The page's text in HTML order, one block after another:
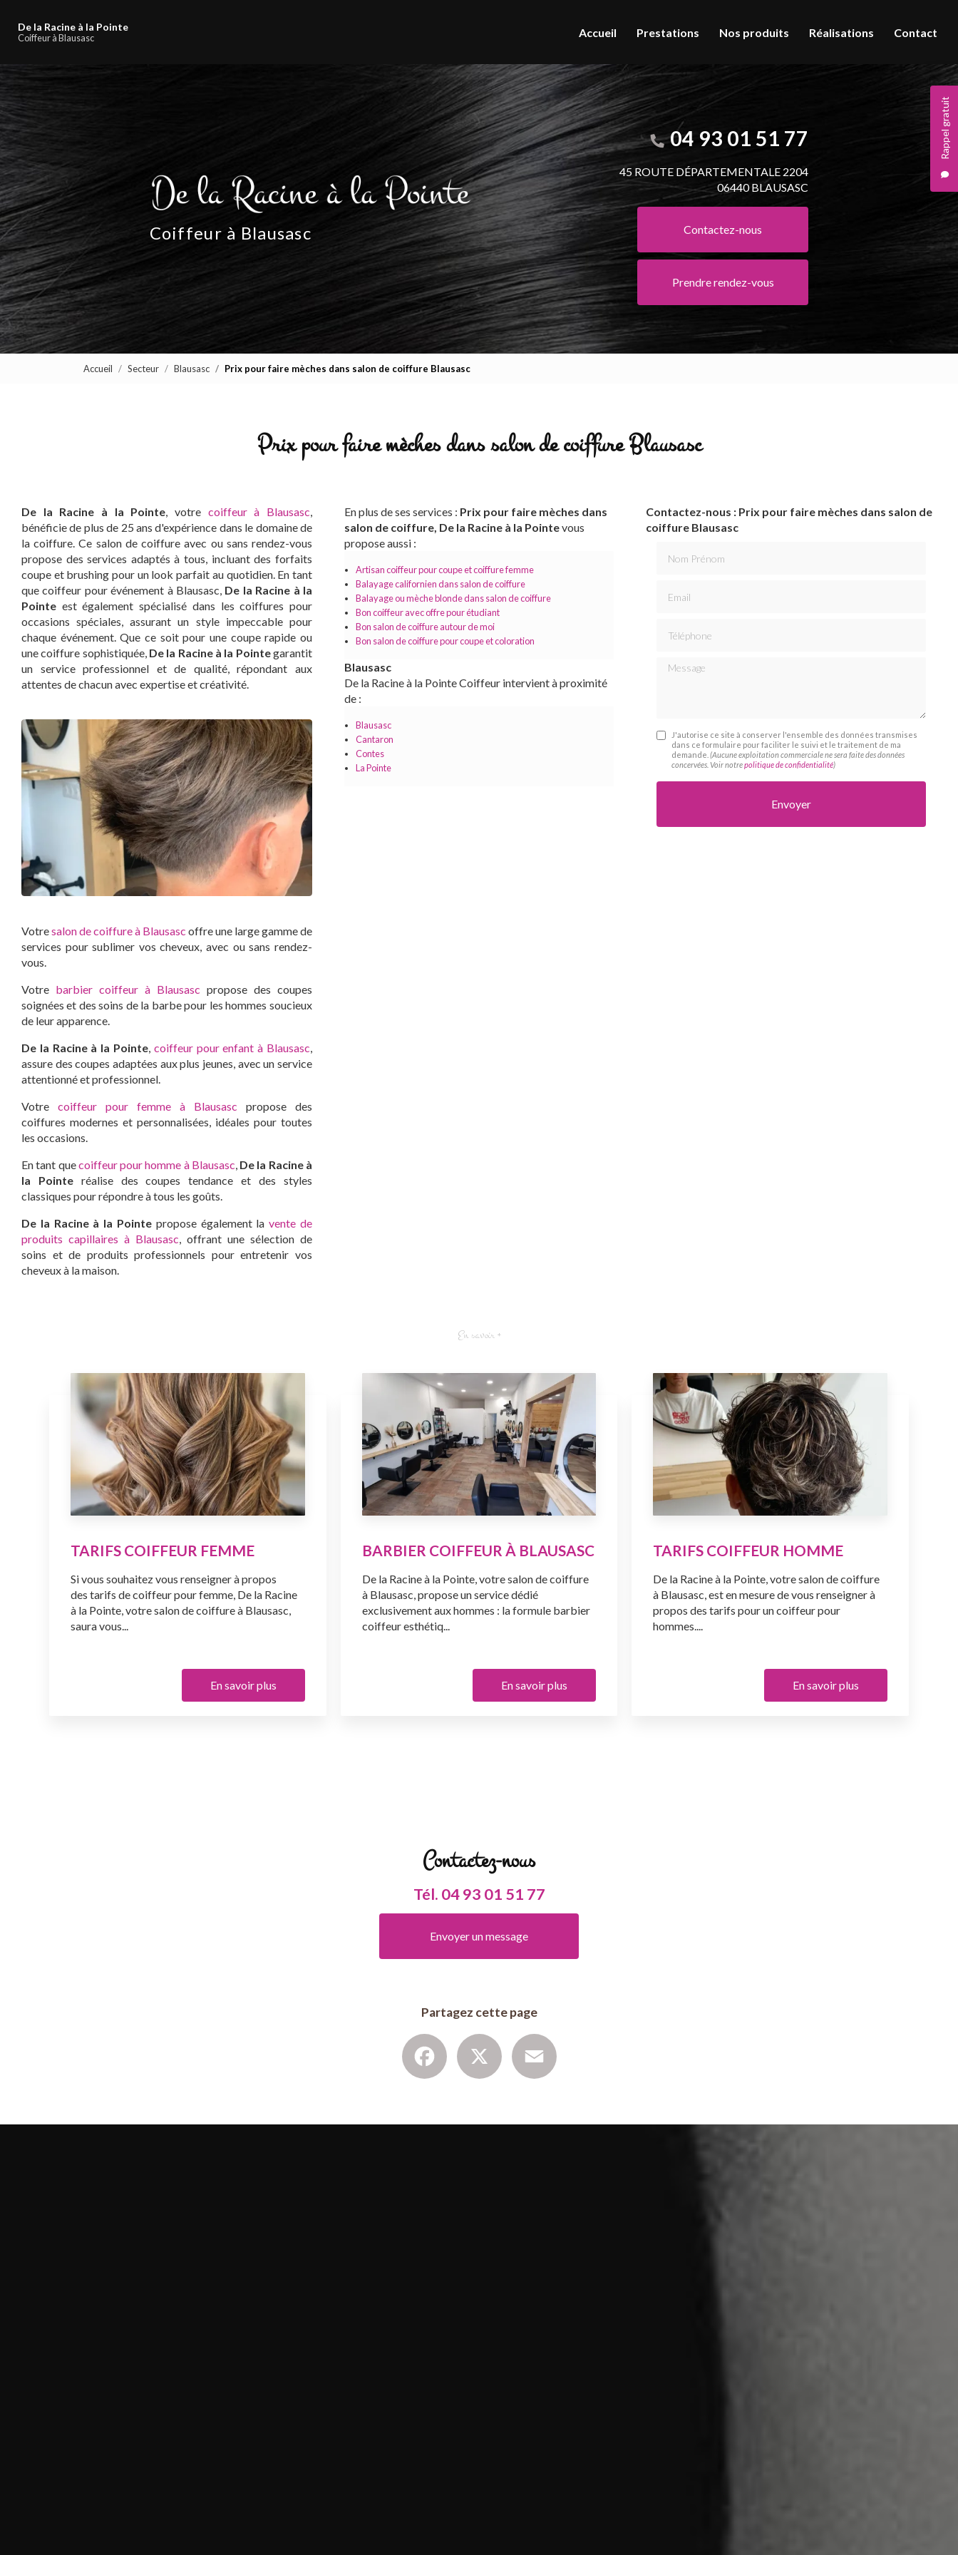
contenu
De la Racine à la Pointe
Coiffeur à Blausasc
Rappel gratuit
Accueil
Prestations Nos produits Réalisations Contact
Coiffeur à Blausasc
04 93 01 51 77
45 ROUTE DÉPARTEMENTALE 2204
06440 BLAUSASC
Contactez-nous
Prendre rendez-vous
Accueil Secteur Blausasc Prix pour faire mèches dans salon de coiffure Blausasc
Prix pour faire mèches dans salon de coiffure Blausasc
De la Racine à la Pointe , votre coiffeur à Blausasc
bénéficie de plus de 25 ans d'expérience dans le domaine de
la coiffure. Ce salon de coiffure avec ou sans rendez-vous
propose des services adaptés à tous, incluant des forfaits
coupe et brushing pour un look parfait au quotidien. En tant
que coiffeur pour événement à Blausasc, De la Racine à la
Pointe est également spécialisé dans les coiffures pour
occasions spéciales, assurant un style impeccable pour
chaque événement. Que ce soit pour une coupe rapide ou
une coiffure sophistiquée, De la Racine à la Pointegarantit
un service professionnel et de qualité, répondant aux
attentes de chacun avec expertise et créativité.
Votresalon de coiffure à Blausasc offre une large gamme de
services pour sublimer vos cheveux, avec ou sans rendez-
vous.
Votre barbier coiffeur à Blausasc propose des coupes
soignées et des soins de la barbe pour les hommes soucieux
de leur apparence.
De la Racine à la Pointe, coiffeur pour enfant à Blausasc,
assure des coupes adaptées aux plus jeunes, avec un service
attentionné et professionnel.
Votre coiffeur pour femme à Blausasc propose des
coiffures modernes et personnalisées, idéales pour toutes
les occasions.
En tant quecoiffeur pour homme à Blausasc, De la Racine à
la Pointeréalise des coupes tendance et des styles
classiques pour répondre à tous les goûts.
De la Racine à la Pointe propose également lavente de
produits capillaires à Blausasc, offrant une sélection de
soins et de produits professionnels pour entretenir vos
cheveux à la maison.
En plus de ses services : Prix pour faire mèches dans
salon de coiffure, De la Racine à la Pointevous
propose aussi :
Artisan coiffeur pour coupe et coiffure femme
Balayage californien dans salon de coiffure
Balayage ou mèche blonde dans salon de coiffure
Bon coiffeur avec offre pour étudiant
Bon salon de coiffure autour de moi
Bon salon de coiffure pour coupe et coloration
Blausasc
De la Racine à la Pointe Coiffeur intervient à proximité
de :
Blausasc
Cantaron
Contes
La Pointe
Contactez-nous : Prix pour faire mèches dans salon de
coiffure Blausasc
Message
J'autorise ce site à conserver l'ensemble des données transmises
dans ce formulaire pour faciliter le suivi et le traitement de ma
demande. (Aucune exploitation commerciale ne sera faite des données
concervées. Voir notrepolitique de confidentialité)
En savoir +
TARIFS COIFFEUR FEMME
Si vous souhaitez vous renseigner à propos
des tarifs de coiffeur pour femme, De la Racine
à la Pointe, votre salon de coiffure à Blausasc,
saura vous...
En savoir plus
BARBIER COIFFEUR À BLAUSASC
De la Racine à la Pointe, votre salon de coiffure
à Blausasc, propose un service dédié
exclusivement aux hommes : la formule barbier
coiffeur esthétiq...
En savoir plus
TARIFS COIFFEUR HOMME
De la Racine à la Pointe, votre salon de coiffure
à Blausasc, est en mesure de vous renseigner à
propos des tarifs pour un coiffeur pour
hommes....
En savoir plus
Contactez-nous
Tél. 04 93 01 51 77
Envoyer un message
Partagez cette page
Facebook